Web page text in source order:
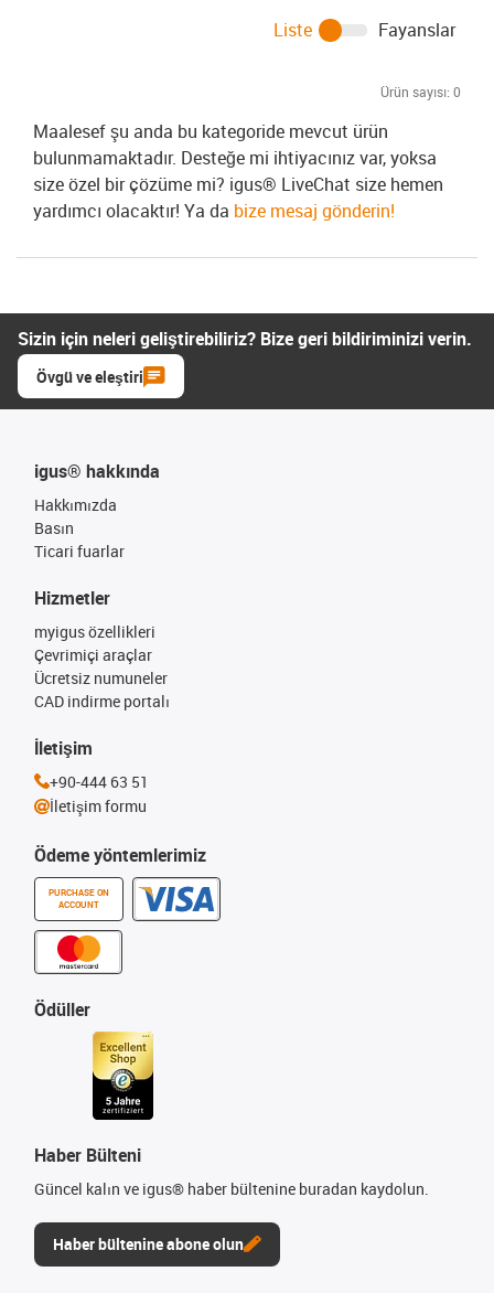
Ürün sayısı: 0
Liste Fayanslar
Maalesef şu anda bu kategoride mevcut ürün
bulunmamaktadır. Desteğe mi ihtiyacınız var, yoksa
size özel bir çözüme mi? igus® LiveChat size hemen
yardımcı olacaktır! Ya da bize mesaj gönderin!
Sizin için neleri geliştirebiliriz? Bize geri bildiriminizi verin.
Övgü ve eleştiri
igus® hakkında
Hakkımızda
Basın
Ticari fuarlar
Ödeme yöntemlerimiz
PURCHASE ON
ACCOUNT
Hizmetler
myigus özellikleri
Çevrimiçi araçlar
Ücretsiz numuneler
CAD indirme portalı
Ödüller
Haber Bülteni
Güncel kalın ve igus® haber bültenine buradan kaydolun.
Haber bültenine abone olun
İletişim
+90-444 63 51
İletişim formu